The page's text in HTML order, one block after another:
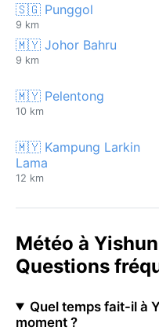
🇸🇬 Punggol
9 km
🇲🇾 Johor Bahru
9 km
🇲🇾 Pelentong
10 km
🇲🇾 Kampung Larkin
Lama
12 km
Météo à
Questions
Quel temps fait-il à
moment ?